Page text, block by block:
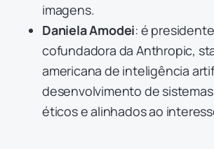
imagens.
Daniela Amodei: é
cofundadora da Anthropic,
americana de inteligência
desenvolvimento de
éticos e alinhados ao